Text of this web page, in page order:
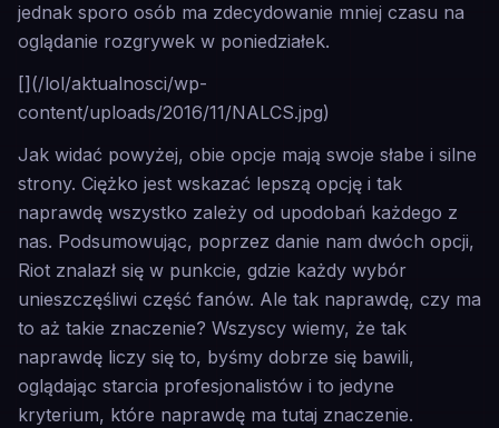
jednak sporo osób ma zdecydowanie mniej czasu na
oglądanie rozgrywek w poniedziałek.
[](/lol/aktualnosci/wp-
content/uploads/2016/11/NALCS.jpg)
Jak widać powyżej, obie opcje mają swoje słabe i silne
strony. Ciężko jest wskazać lepszą opcję i tak
naprawdę wszystko zależy od upodobań każdego z
nas. Podsumowując, poprzez danie nam dwóch opcji,
Riot znalazł się w punkcie, gdzie każdy wybór
unieszczęśliwi część fanów. Ale tak naprawdę, czy ma
to aż takie znaczenie? Wszyscy wiemy, że tak
naprawdę liczy się to, byśmy dobrze się bawili,
oglądając starcia profesjonalistów i to jedyne
kryterium, które naprawdę ma tutaj znaczenie.